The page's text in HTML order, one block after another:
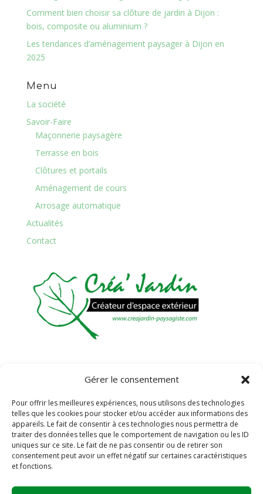
Gérer le consentement
Pour offrir les meilleures expériences, nous utilisons des technologies
telles que les cookies pour stocker et/ou accéder aux informations des
appareils. Le fait de consentir à ces technologies nous permettra de
traiter des données telles que le comportement de navigation ou les ID
uniques sur ce site. Le fait de ne pas consentir ou de retirer son
consentement peut avoir un effet négatif sur certaines caractéristiques
et fonctions.
Comment bien choisir sa clôture de jardin à Dijon :
bois, composite ou aluminium ?
Les tendances d’aménagement paysager à Dijon en
2025
Menu
La société
Savoir-Faire
Maçonnerie paysagère
Terrasse en bois
Clôtures et portails
Aménagement de cours
Arrosage automatique
Actualités
Contact
21540 Bussy-La-Pesle
Tél / Fax : 03 80 33 44 51